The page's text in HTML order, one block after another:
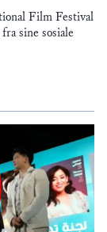
Film Festival
sine sosiale